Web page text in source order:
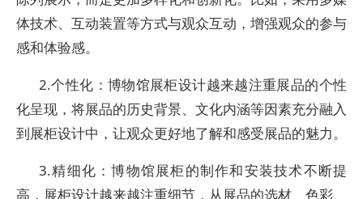
体技术、互动装置等方式与观众互动，增强观众的参与
感和体验感。
2.个性化：博物馆展柜设计越来越注重展品的个性
化呈现，将展品的历史背景、文化内涵等因素充分融入
到展柜设计中，让观众更好地了解和感受展品的魅力。
3.精细化：博物馆展柜的制作和安装技术不断提
高，展柜设计越来越注重细节，从展品的选材、色彩、